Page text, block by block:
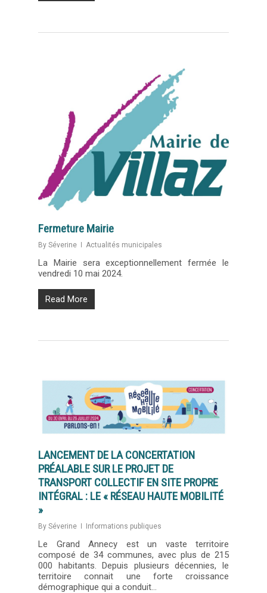
Fermeture Mairie
By Séverine Actualités municipales
La Mairie sera exceptionnellement fermée le
vendredi 10 mai 2024.
Read More
LANCEMENT DE LA CONCERTATION
PRÉALABLE SUR LE PROJET DE
TRANSPORT COLLECTIF EN SITE PROPRE
INTÉGRAL : LE « RÉSEAU HAUTE MOBILITÉ
»
By Séverine Informations publiques
Le Grand Annecy est un vaste territoire
composé de 34 communes, avec plus de 215
000 habitants. Depuis plusieurs décennies, le
territoire connait une forte croissance
démographique qui a conduit…